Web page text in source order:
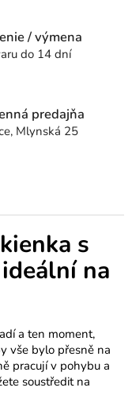
/ výmena
do 14 dní
predajňa
Mlynská 25
s
na
a ten moment,
vše bylo přesně na
pracují v pohybu a
soustředit na